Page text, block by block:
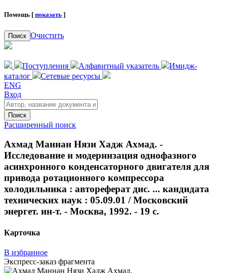
Помощь [ показать ]
Поиск Очистить
Поступления Алфавитный указатель
Имидж-
каталог
Сетевые ресурсы
ENG
Вход
Поиск
Расширенный поиск
Ахмад Маннан Нязи Хадж Ахмад. -
Исследование и модернизация однофазного
асинхронного конденсаторного двигателя для
привода ротационного компрессора
холодильника : автореферат дис. ... кандидата
технических наук : 05.09.01 / Московский
энергет. ин-т. - Москва, 1992. - 19 с.
Карточка
В избранное
Экспресс-заказ фрагмента